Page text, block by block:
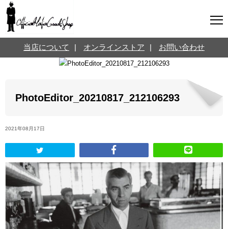
三分で学ぶマフィア暗黒史 名言・悩み相談
映画・ドラマ紹介 映画雑学
時事ニュース 書籍紹介
当店について オンラインストア お問い合わせ
PhotoEditor_20210817_212106293
2021年08月17日
オンラインストア
お問い合わせ